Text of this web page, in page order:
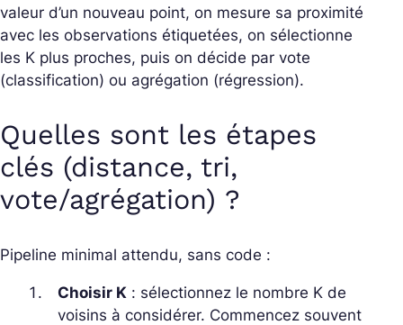
valeur d’un nouveau point, on mesure sa proximité
avec les observations étiquetées, on sélectionne
les K plus proches, puis on décide par vote
(classification) ou agrégation (régression).
Quelles sont les étapes
clés (distance, tri,
vote/agrégation) ?
Pipeline minimal attendu, sans code :
Choisir K : sélectionnez le nombre K de
voisins à considérer. Commencez souvent